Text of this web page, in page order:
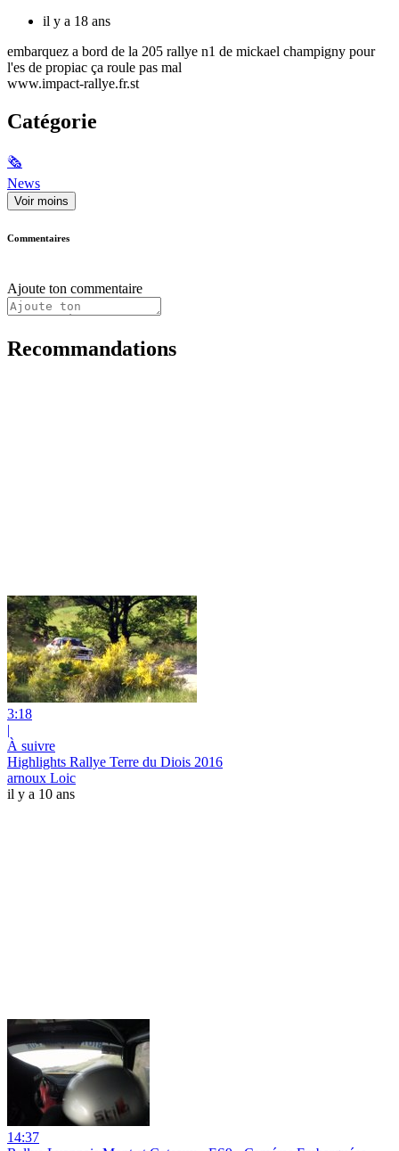
il y a 18 ans
embarquez a bord de la 205 rallye n1 de mickael champigny pour
l'es de propiac ça roule pas mal
www.impact-rallye.fr.st
Catégorie
🗞
News
Voir moins
Commentaires
Ajoute ton commentaire
Recommandations
3:18
|
À suivre
Highlights Rallye Terre du Diois 2016
arnoux Loic
il y a 10 ans
14:37